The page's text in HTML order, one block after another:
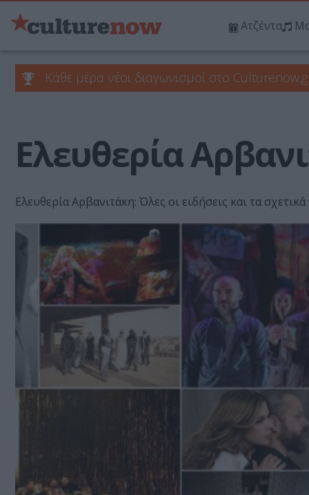
Ατζέντα
Κάθε μέρα νέοι διαγωνισμοί στο
Ελευθερία
Ελευθερία Αρβανιτάκη: Όλες οι ειδήσεις και τα